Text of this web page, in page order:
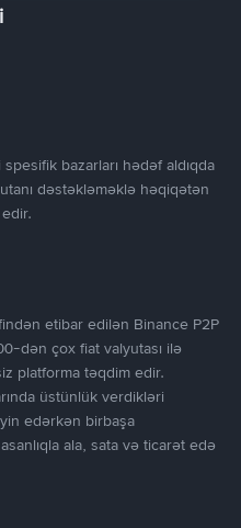
bazarları hədəf aldıqda
dəstəkləməklə həqiqətən
etibar edilən Binance P2P
dən çox fiat valyutası ilə
platforma təqdim edir.
üstünlük verdikləri
edərkən birbaşa
ala, sata və ticarət edə